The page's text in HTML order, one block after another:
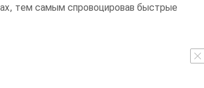
тем самым спровоцировав быстрые